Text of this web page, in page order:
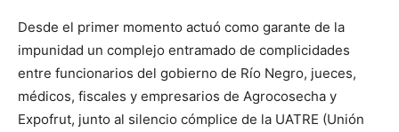
Desde el primer momento actuó como garante de la
impunidad un complejo entramado de complicidades
entre funcionarios del gobierno de Río Negro, jueces,
médicos, fiscales y empresarios de Agrocosecha y
Expofrut, junto al silencio cómplice de la UATRE (Unión